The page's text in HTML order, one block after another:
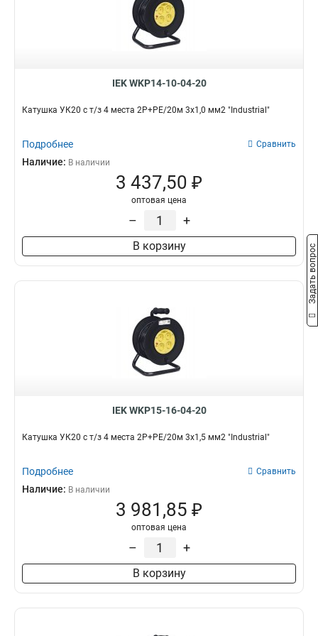
IEK WKP14-10-04-20
Катушка УК20 с т/з 4 места 2Р+PЕ/20м 3х1,0 мм2 "Industrial"
Подробнее Сравнить
Наличие: В наличии
3 437,50 ₽
оптовая цена
– +
В корзину
IEK WKP15-16-04-20
Катушка УК20 с т/з 4 места 2Р+PЕ/20м 3х1,5 мм2 "Industrial"
Подробнее Сравнить
Наличие: В наличии
3 981,85 ₽
оптовая цена
– +
В корзину
Задать вопрос